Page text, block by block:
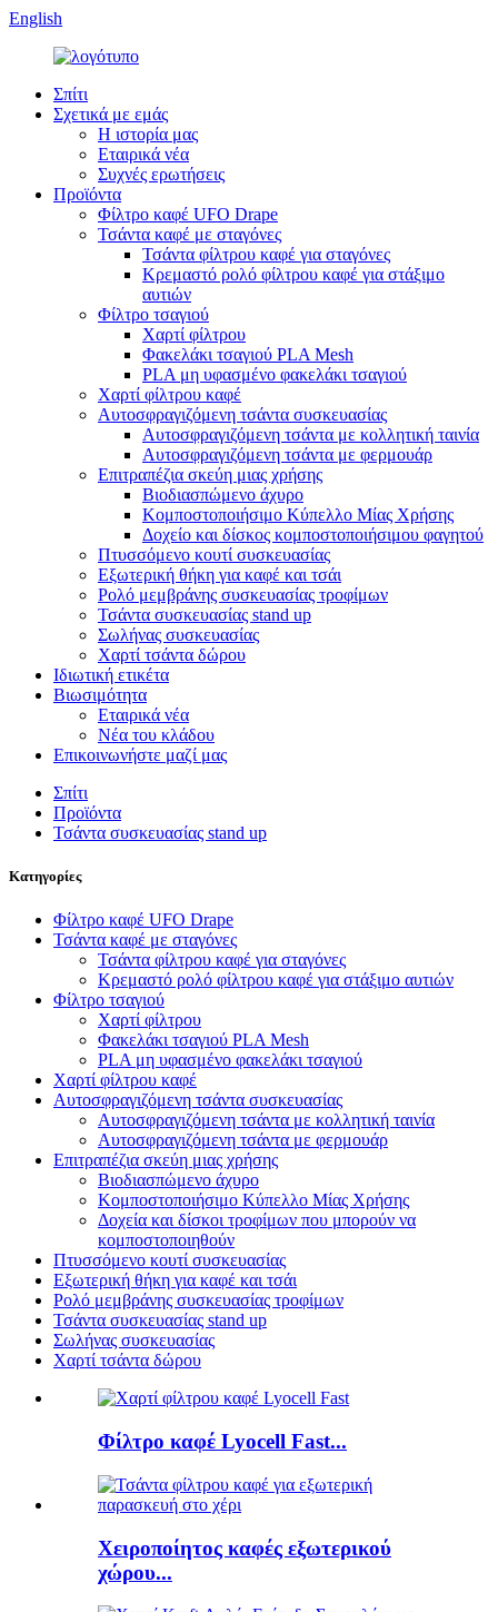
English
Σπίτι
Σχετικά με εμάς
Η ιστορία μας
Εταιρικά νέα
Συχνές ερωτήσεις
Προϊόντα
Φίλτρο καφέ UFO Drape
Τσάντα καφέ με σταγόνες
Τσάντα φίλτρου καφέ για σταγόνες
Κρεμαστό ρολό φίλτρου καφέ για στάξιμο
αυτιών
Φίλτρο τσαγιού
Χαρτί φίλτρου
Φακελάκι τσαγιού PLA Mesh
PLA μη υφασμένο φακελάκι τσαγιού
Χαρτί φίλτρου καφέ
Αυτοσφραγιζόμενη τσάντα συσκευασίας
Αυτοσφραγιζόμενη τσάντα με κολλητική ταινία
Αυτοσφραγιζόμενη τσάντα με φερμουάρ
Επιτραπέζια σκεύη μιας χρήσης
Βιοδιασπώμενο άχυρο
Κομποστοποιήσιμο Κύπελλο Μίας Χρήσης
Δοχείο και δίσκος κομποστοποιήσιμου φαγητού
Πτυσσόμενο κουτί συσκευασίας
Εξωτερική θήκη για καφέ και τσάι
Ρολό μεμβράνης συσκευασίας τροφίμων
Τσάντα συσκευασίας stand up
Σωλήνας συσκευασίας
Χαρτί τσάντα δώρου
Ιδιωτική ετικέτα
Βιωσιμότητα
Εταιρικά νέα
Νέα του κλάδου
Επικοινωνήστε μαζί μας
Σπίτι
Προϊόντα
Τσάντα συσκευασίας stand up
Κατηγορίες
Φίλτρο καφέ UFO Drape
Τσάντα καφέ με σταγόνες
Τσάντα φίλτρου καφέ για σταγόνες
Κρεμαστό ρολό φίλτρου καφέ για στάξιμο αυτιών
Φίλτρο τσαγιού
Χαρτί φίλτρου
Φακελάκι τσαγιού PLA Mesh
PLA μη υφασμένο φακελάκι τσαγιού
Χαρτί φίλτρου καφέ
Αυτοσφραγιζόμενη τσάντα συσκευασίας
Αυτοσφραγιζόμενη τσάντα με κολλητική ταινία
Αυτοσφραγιζόμενη τσάντα με φερμουάρ
Επιτραπέζια σκεύη μιας χρήσης
Βιοδιασπώμενο άχυρο
Κομποστοποιήσιμο Κύπελλο Μίας Χρήσης
Δοχεία και δίσκοι τροφίμων που μπορούν να
κομποστοποιηθούν
Πτυσσόμενο κουτί συσκευασίας
Εξωτερική θήκη για καφέ και τσάι
Ρολό μεμβράνης συσκευασίας τροφίμων
Τσάντα συσκευασίας stand up
Σωλήνας συσκευασίας
Χαρτί τσάντα δώρου
Φίλτρο καφέ Lyocell Fast...
Χειροποίητος καφές εξωτερικού
χώρου...